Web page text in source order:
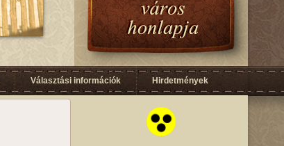
Választási információk Hirdetmények